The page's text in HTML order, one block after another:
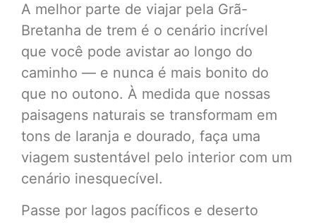
A melhor parte de viajar pela Grã-
Bretanha de trem é o cenário incrível
que você pode avistar ao longo do
caminho — e nunca é mais bonito do
que no outono. À medida que nossas
paisagens naturais se transformam em
tons de laranja e dourado, faça uma
viagem sustentável pelo interior com um
cenário inesquecível.
Passe por lagos pacíficos e deserto